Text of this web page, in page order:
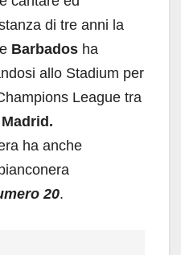
di tre anni la
Barbados ha
allo Stadium per
League tra
ha anche
20.